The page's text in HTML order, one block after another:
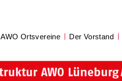
AWO Ortsvereine Der Vorstand